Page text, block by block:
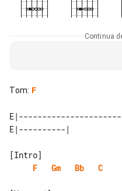
Continua
Tom: F
F
Gm Bb C